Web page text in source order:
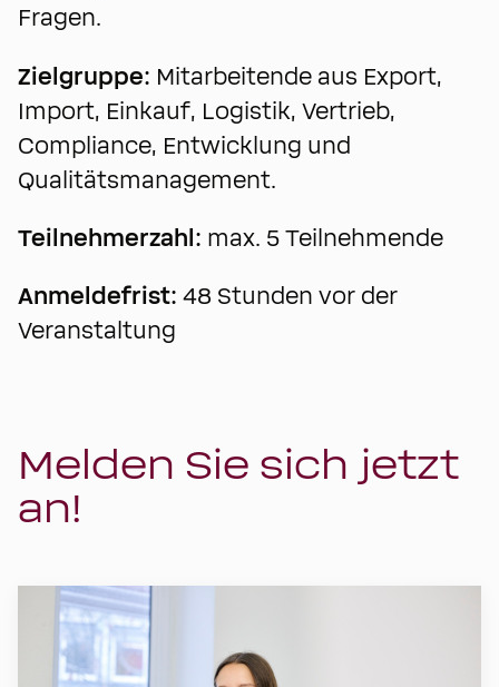
Fragen.
Zielgruppe: Mitarbeitende aus Export,
Import, Einkauf, Logistik, Vertrieb,
Compliance, Entwicklung und
Qualitätsmanagement.
Teilnehmerzahl: max. 5 Teilnehmende
Anmeldefrist: 48 Stunden vor der
Veranstaltung
Melden Sie sich jetzt
an!